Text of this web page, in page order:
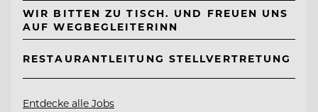
WIR BITTEN ZU TISCH. UND FREUEN UNS
AUF WEGBEGLEITERINN
RESTAURANTLEITUNG STELLVERTRETUNG
Entdecke alle Jobs